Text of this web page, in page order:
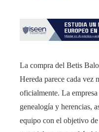
La compra del Betis
Hereda parece cada vez
oficialmente. La
genealogía y herencias,
equipo con el objetivo